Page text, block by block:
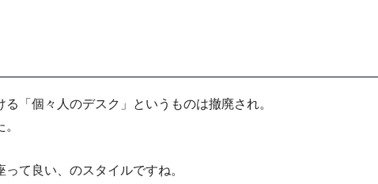
「個々人のデスク」というものは撤廃され。
て良い、のスタイルですね。